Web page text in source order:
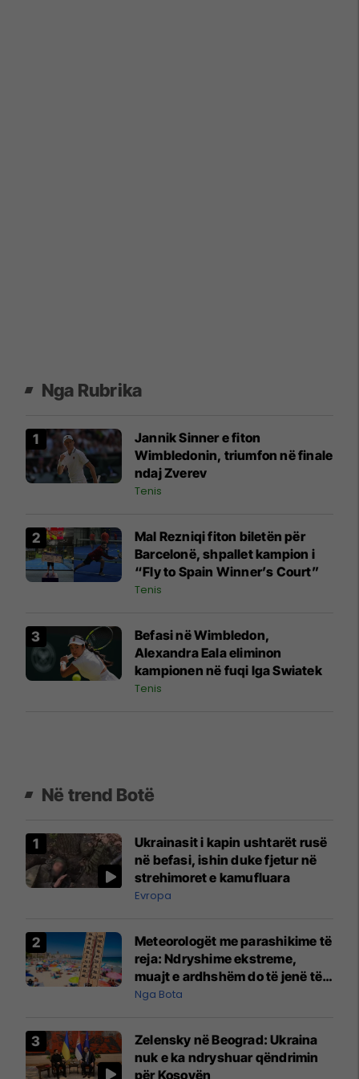
Nga Rubrika
Jannik Sinner e fiton
Wimbledonin, triumfon në finale
ndaj Zverev
Tenis
Mal Rezniqi fiton biletën për
Barcelonë, shpallet kampion i
“Fly to Spain Winner’s Court”
Tenis
Befasi në Wimbledon,
Alexandra Eala eliminon
kampionen në fuqi Iga Swiatek
Tenis
Në trend Botë
Ukrainasit i kapin ushtarët rusë
në befasi, ishin duke fjetur në
strehimoret e kamufluara
Evropa
Meteorologët me parashikime të
reja: Ndryshime ekstreme,
muajt e ardhshëm do të jenë të
pazakontë
Nga Bota
Zelensky në Beograd: Ukraina
nuk e ka ndryshuar qëndrimin
për Kosovën